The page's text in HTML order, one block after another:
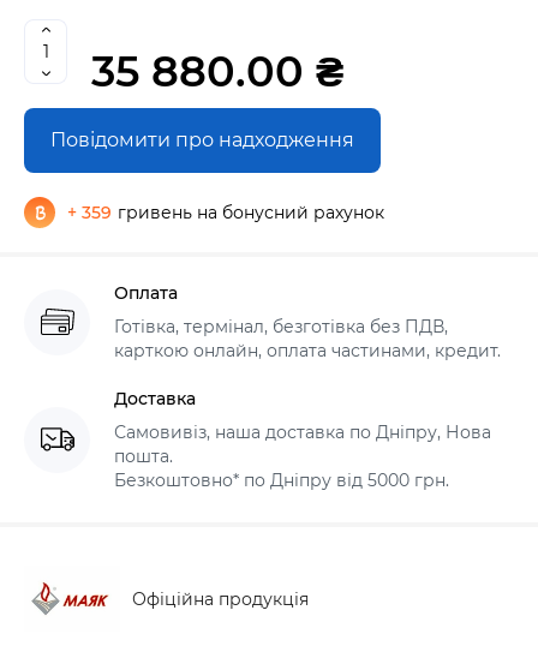
35 880.00 ₴
Повідомити про надходження
+ 359 гривень на бонусний рахунок
Оплата
Готівка, термінал, безготівка без ПДВ,
карткою онлайн, оплата частинами, кредит.
Доставка
Самовивіз, наша доставка по Дніпру, Нова
пошта.
Безкоштовно* по Дніпру від 5000 грн.
Офіційна продукція